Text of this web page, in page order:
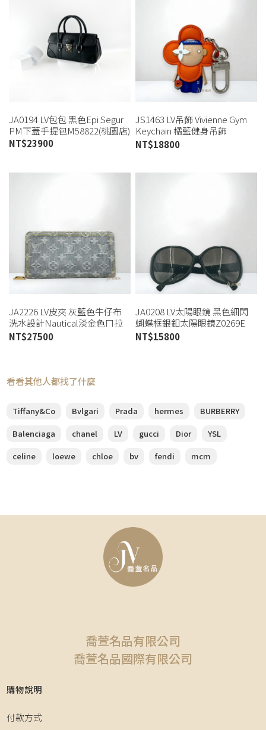
JA0194 LV包包 黑色Epi Segur
PM下蓋手提包M58822(桃園店)
NT$23900
JS1463 LV吊飾 Vivienne Gym
Keychain 橘藍健身吊飾
M01198 (板橋店)
NT$18800
JA2226 LV皮夾 灰藍色牛仔布
洗水設計Nautical淡金色ㄇ拉
長夾m13214 (桃園店)
NT$27500
JA0208 LV太陽眼鏡 黑色細閃
蝴蝶框銀釦太陽眼鏡Z0269E
(桃園店)
NT$15800
看看其他人都找了什麼
Tiffany&Co Bvlgari Prada hermes
BURBERRY
Balenciaga
chanel LV gucci Dior
YSL
celine
loewe chloe bv fendi mcm
喬萱名品有限公司
喬萱名品國際有限公司
購物說明
付款方式